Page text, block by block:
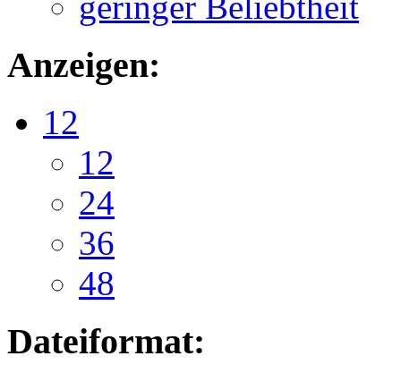
Anzeigen:
12
12
24
36
48
Dateiformat: